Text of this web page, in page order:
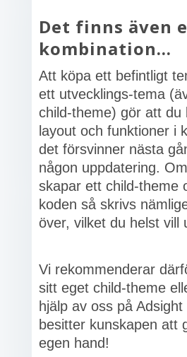
Det finns även
kombination…
Att köpa ett befintligt
ett utvecklings-tema
child-theme) gör att du
layout och funktioner i
det försvinner nästa
någon uppdatering.
skapar ett child-theme
koden så skrivs
över, vilket du helst vill
Vi rekommenderar
sitt eget child-theme
hjälp av oss på
besitter kunskapen att
egen hand!